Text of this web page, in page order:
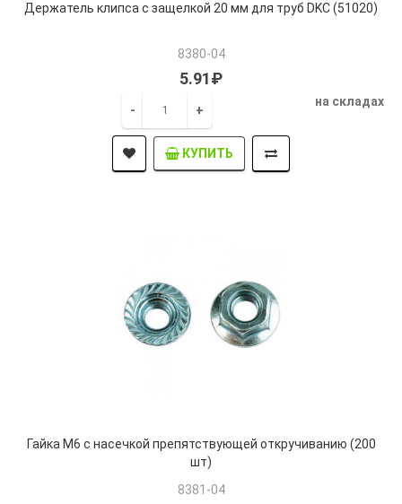
Держатель клипса с защелкой 20 мм для труб DKC (51020)
8380-04
5.91₽
- +
на складах
КУПИТЬ
Гайка М6 с насечкой препятствующей откручиванию (200
шт)
8381-04